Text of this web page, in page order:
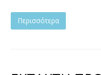
Περισσότερα